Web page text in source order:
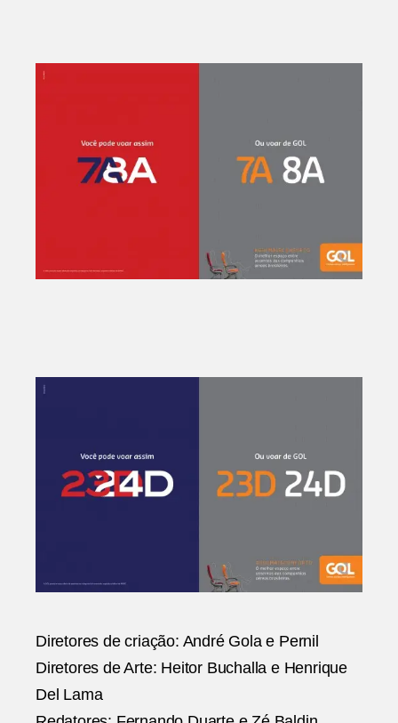
Diretores de criação: André Gola e Pernil
Diretores de Arte: Heitor Buchalla e Henrique
Del Lama